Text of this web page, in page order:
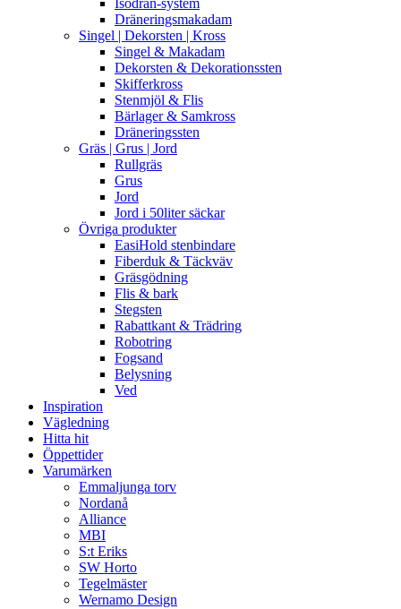
Isodrän-system
Dräneringsmakadam
Singel | Dekorsten | Kross
Singel & Makadam
Dekorsten & Dekorationssten
Skifferkross
Stenmjöl & Flis
Bärlager & Samkross
Dräneringssten
Gräs | Grus | Jord
Rullgräs
Grus
Jord
Jord i 50liter säckar
Övriga produkter
EasiHold stenbindare
Fiberduk & Täckväv
Gräsgödning
Flis & bark
Stegsten
Rabattkant & Trädring
Robotring
Fogsand
Belysning
Ved
Inspiration
Vägledning
Hitta hit
Öppettider
Varumärken
Emmaljunga torv
Nordanå
Alliance
MBI
S:t Eriks
SW Horto
Tegelmäster
Wernamo Design